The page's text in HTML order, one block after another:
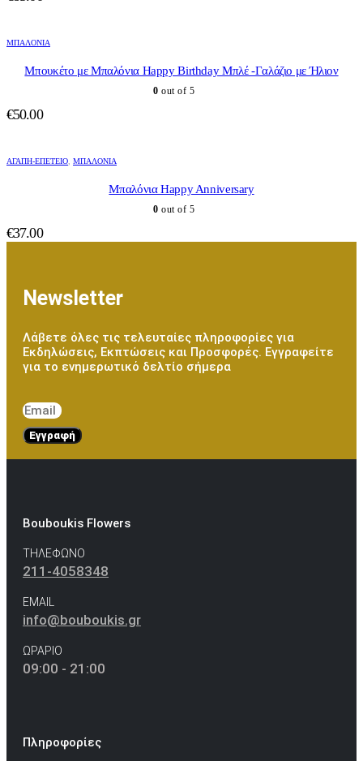
ΜΠΑΛΌΝΙΑ
Μπουκέτο με Μπαλόνια Happy Birthday Μπλέ -Γαλάζιο με Ήλιον
0 out of 5
€50.00
ΑΓΆΠΗ-ΕΠΈΤΕΙΟ ΜΠΑΛΌΝΙΑ
Μπαλόνια Happy Anniversary
0 out of 5
€37.00
Newsletter
Λάβετε όλες τις τελευταίες πληροφορίες για
Εκδηλώσεις, Εκπτώσεις και Προσφορές. Εγγραφείτε
για το ενημερωτικό δελτίο σήμερα
Εγγραφή
Bouboukis Flowers
ΤΗΛΕΦΩΝΟ
211-4058348
EMAIL
info@bouboukis.gr
ΩΡΑΡΙΟ
09:00 - 21:00
Πληροφορίες